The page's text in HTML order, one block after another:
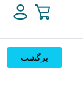
برگشت